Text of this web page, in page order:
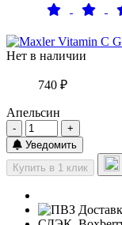
Нет в наличии
740 ₽
Апельсин
-
+
Уведомить
Купить в 1 клик